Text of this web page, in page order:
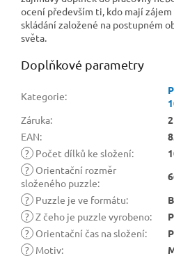
ocení především ti, kdo mají
skládání založené na postupném
světa.
Doplňkové parametry
Kategorie:
Záruka:
EAN:
? Počet dílků ke složení:
? Orientační rozměr
složeného puzzle:
? Puzzle je ve formátu:
? Z čeho je puzzle vyrobeno:
? Orientační čas na složení:
? Motiv: